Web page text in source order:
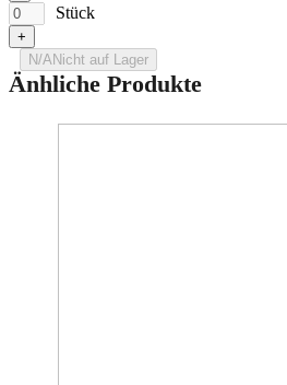
Stück
+
N/ANicht auf Lager
Änhliche Produkte